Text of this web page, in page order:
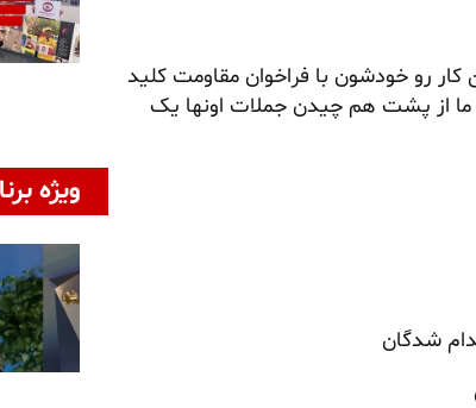
رو خودشون با فراخوان مقاومت کلید
ما از پشت هم چیدن جملات اونها یک
شدگان
ویژه